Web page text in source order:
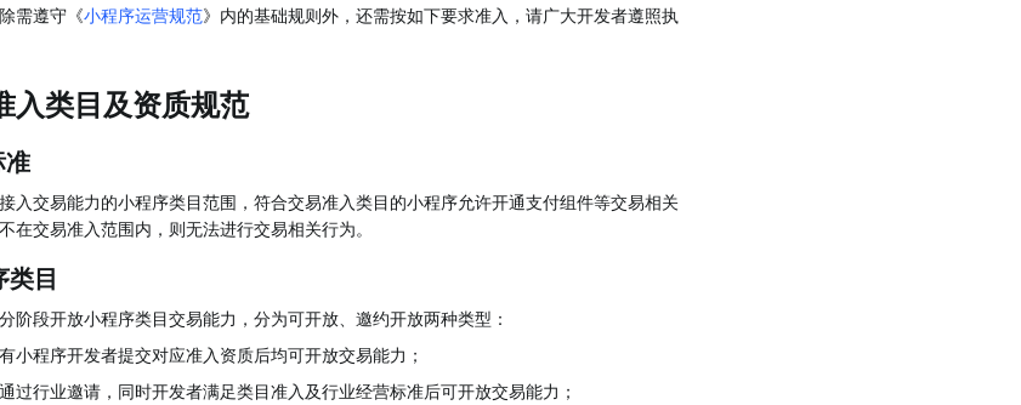
需遵守《小程序运营规范》内的基础规则外，还需按如下要求准入，请广大开发者遵照执
入类目及资质规范
准
入交易能力的小程序类目范围，符合交易准入类目的小程序允许开通支付组件等交易相关
在交易准入范围内，则无法进行交易相关行为。
类目
阶段开放小程序类目交易能力，分为可开放、邀约开放两种类型：
小程序开发者提交对应准入资质后均可开放交易能力；
过行业邀请，同时开发者满足类目准入及行业经营标准后可开放交易能力；